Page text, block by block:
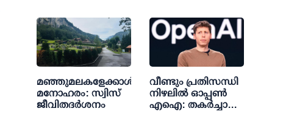
പുരസ്‌കാരം ഡോ.
മാമ്മന്‍ സി.
ജേക്കബിനും,
മറിയാമ്മ പിള്ള
പുരസ്‌കാരം ബിന്ദു
ഫ്രാന്‍സിസ്‌കന്‍
വൈദികരെ
വാഴ്ത്തപ്പെട്ടവരായി
പ്രഖ്യാപിക്കുന്നു
മഞ്ഞുമലകളേക്കാൾ
മനോഹരം: സ്വിസ്
ജീവിതദർശനം
വീണ്ടും പ്രതിസന്ധി
നിഴലില്‍ ഓപ്പണ്‍
എഐ: തകര്‍ച്ചാ